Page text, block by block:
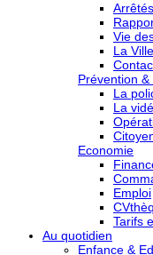
Vie
La
Prévention
La
La
Economie
Emploi
Tarifs
Au quotidien
Enfance &